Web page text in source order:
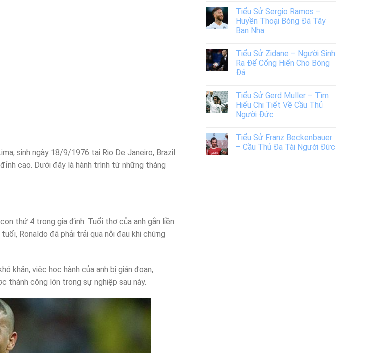
sinh ngày 18/9/1976 tại Rio De Janeiro, Brazil
cao. Dưới đây là hành trình từ những tháng
thứ 4 trong gia đình. Tuổi thơ của anh gắn liền
Ronaldo đã phải trải qua nỗi đau khi chứng
khăn, việc học hành của anh bị gián đoạn,
thành công lớn trong sự nghiệp sau này.
Tiểu Sử Sergio Ramos –
Huyền Thoại Bóng Đá Tây
Ban Nha
Tiểu Sử Zidane – Người Sinh
Ra Để Cống Hiến Cho Bóng
Đá
Tiểu Sử Gerd Muller – Tìm
Hiểu Chi Tiết Về Cầu Thủ
Người Đức
Tiểu Sử Franz Beckenbauer
– Cầu Thủ Đa Tài Người Đức